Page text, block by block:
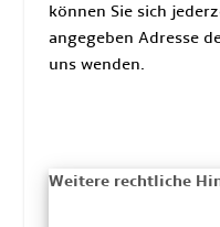
können Sie sich
angegeben Adresse
uns wenden.
Weitere rechtliche